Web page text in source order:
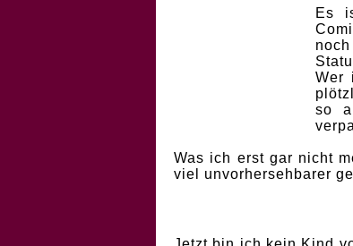
Es
Wer
so
Was ich erst gar nicht
viel unvorhersehbarer